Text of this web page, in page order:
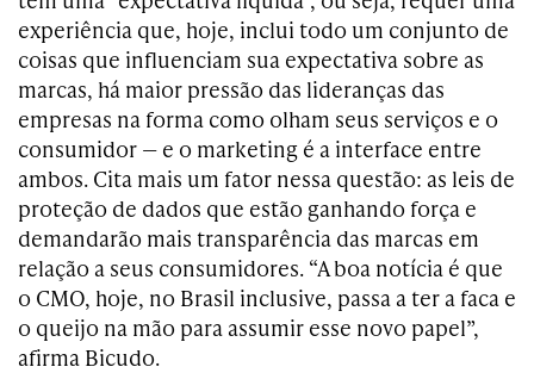
experiência que, hoje, inclui todo um conjunto de
coisas que influenciam sua expectativa sobre as
marcas, há maior pressão das lideranças das
empresas na forma como olham seus serviços e o
consumidor — e o marketing é a interface entre
ambos. Cita mais um fator nessa questão: as leis de
proteção de dados que estão ganhando força e
demandarão mais transparência das marcas em
relação a seus consumidores. “A boa notícia é que
o CMO, hoje, no Brasil inclusive, passa a ter a faca e
o queijo na mão para assumir esse novo papel”,
afirma Bicudo.